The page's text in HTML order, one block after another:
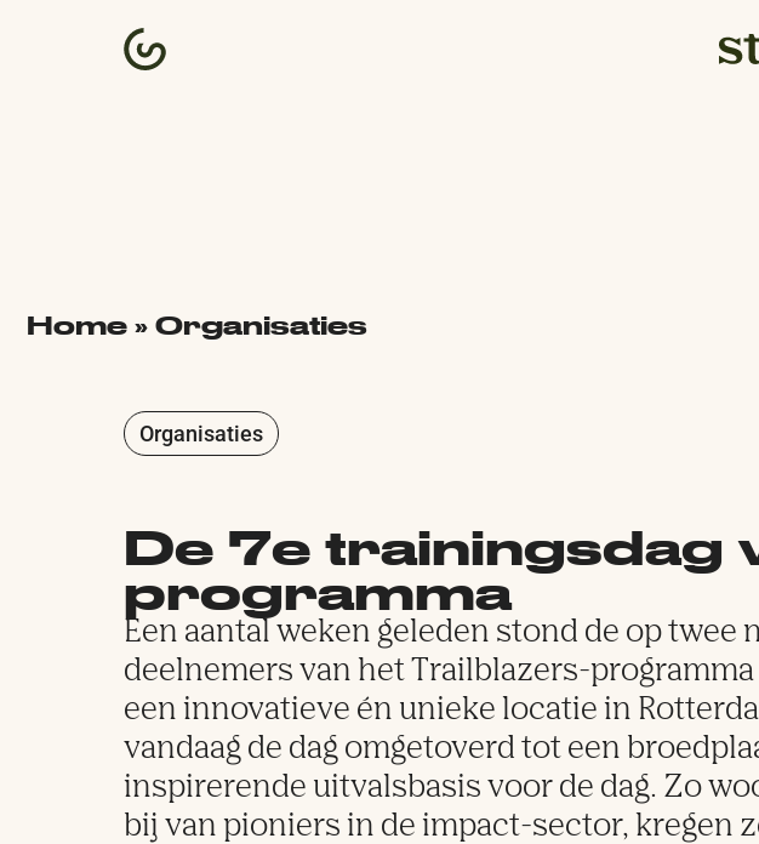
Home » Organisaties
Organisaties
De 7e trainingsdag
programma
Een aantal weken geleden stond de op
deelnemers van het Trailblazers-
een innovatieve én unieke locatie in
vandaag de dag omgetoverd tot een
inspirerende uitvalsbasis voor de dag. Zo
bij van pioniers in de impact-sector, kregen